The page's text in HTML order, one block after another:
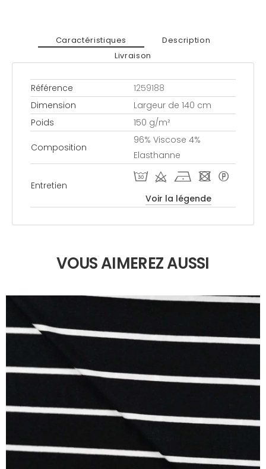
Caractéristiques
Description
Livraison
Référence
1259188
Dimension
Largeur de 140 cm
Poids
150 g/m²
Composition
96% Viscose 4%
Elasthanne
Entretien
T d h - *
Voir la légende
VOUS AIMEREZ AUSSI